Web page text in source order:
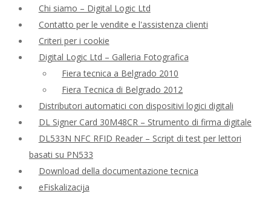
Chi siamo – Digital Logic Ltd
Contatto per le vendite e l'assistenza clienti
Criteri per i cookie
Digital Logic Ltd – Galleria Fotografica
Fiera tecnica a Belgrado 2010
Fiera Tecnica di Belgrado 2012
Distributori automatici con dispositivi logici digitali
DL Signer Card 30M48CR – Strumento di firma digitale
DL533N NFC RFID Reader – Script di test per lettori
basati su PN533
Download della documentazione tecnica
eFiskalizacija